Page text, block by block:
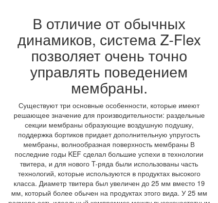
В отличие от обычных
динамиков, система Z-Flex
позволяет очень точно
управлять поведением
мембраны.
Существуют три основные особенности, которые имеют
решающее значение для производительности: раздельные
секции мембраны образующие воздушную подушку,
поддержка бортиков придает дополнительную упругость
мембраны, волнообразная поверхность мембраны В
последние годы KEF сделал большие успехи в технологии
твитера, и для нового T-ряда были использованы часть
технологий, которые используются в продуктах высокого
класса. Диаметр твитера был увеличен до 25 мм вместо 19
мм, который более обычен на продуктах этого вида. У 25 мм